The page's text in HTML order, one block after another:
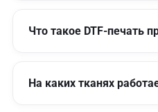
Что такое DTF-печать
На каких тканях